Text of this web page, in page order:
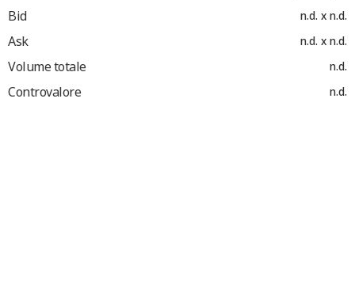
Bid n.d. x n.d.
Ask n.d. x n.d.
Volume totale n.d.
Controvalore n.d.